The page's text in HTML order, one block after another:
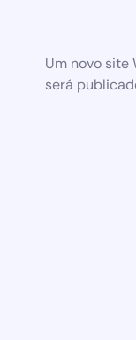
Um novo site
será